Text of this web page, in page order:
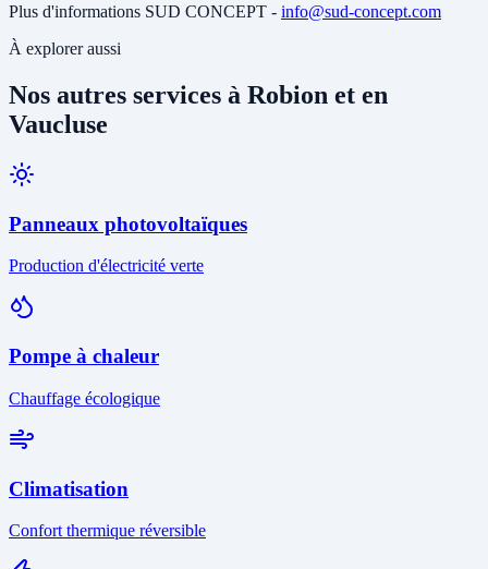
Plus d'informations SUD CONCEPT - info@sud-concept.com
À explorer aussi
Nos autres services à Robion et en
Vaucluse
Panneaux photovoltaïques
Production d'électricité verte
Pompe à chaleur
Chauffage écologique
Climatisation
Confort thermique réversible